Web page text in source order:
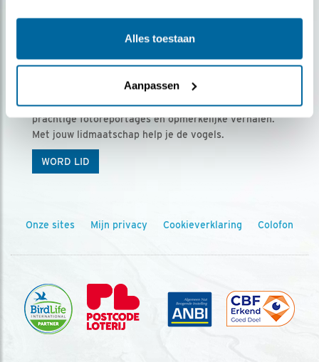
Alles toestaan
Aanpassen
Ontvang 5 x Vogels voor € 36,00 per jaar
Vogels is het tijdschrift voor onze leden, met
prachtige fotoreportages en opmerkelijke verhalen.
Met jouw lidmaatschap help je de vogels.
WORD LID
Onze sites Mijn privacy Cookieverklaring Colofon